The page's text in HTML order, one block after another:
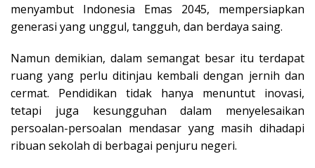
menyambut Indonesia Emas 2045, mempersiapkan
generasi yang unggul, tangguh, dan berdaya saing.
Namun demikian, dalam semangat besar itu terdapat
ruang yang perlu ditinjau kembali dengan jernih dan
cermat. Pendidikan tidak hanya menuntut inovasi,
tetapi juga kesungguhan dalam menyelesaikan
persoalan-persoalan mendasar yang masih dihadapi
ribuan sekolah di berbagai penjuru negeri.